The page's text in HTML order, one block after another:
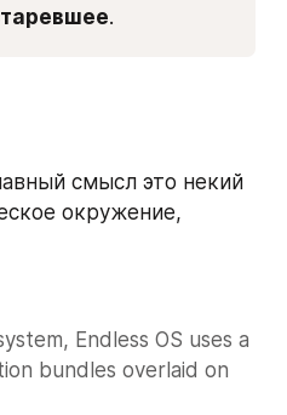
.
смысл это некий
окружение,
Endless OS uses a
bundles overlaid on